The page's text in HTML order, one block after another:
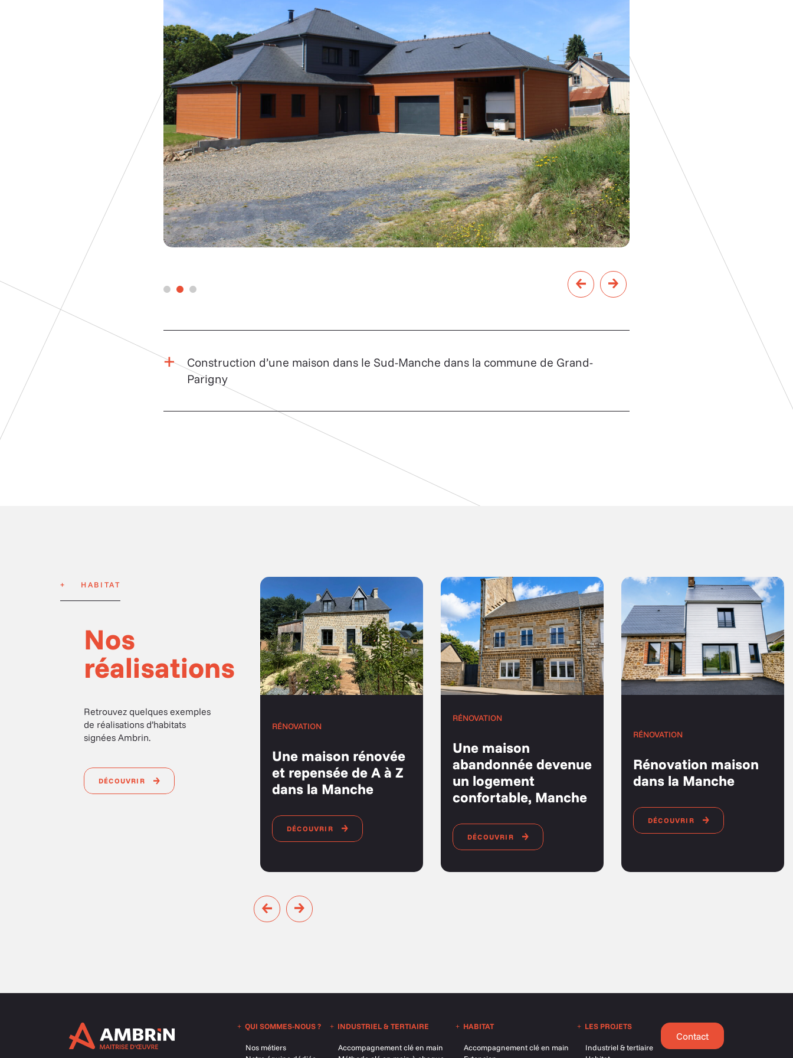
Construction d’une maison dans le Sud-Manche dans la commune de Grand-
Parigny
HABITAT
Nos
réalisations
Retrouvez quelques exemples
de réalisations d’habitats
signées Ambrin.
DÉCOUVRIR
EXTENSION
Quentin-les-
Chardonnets
RÉNOVATION
Une maison rénovée
et repensée de A à Z
dans la Manche
DÉCOUVRIR
RÉNOVATION
Une maison
abandonnée devenue
un logement
confortable, Manche
DÉCOUVRIR
RÉNOVATION
Rénovation maison
dans la Manche
DÉCOUVRIR
QUI SOMMES-NOUS ?
Nos métiers
INDUSTRIEL & TERTIAIRE
Accompagnement clé en main
HABITAT
Accompagnement clé en main
LES PROJETS
Industriel & tertiaire
Contact